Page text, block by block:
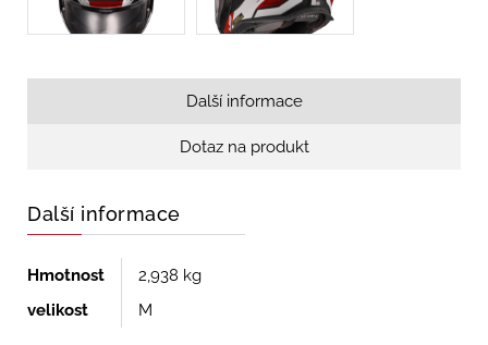
Další informace
Dotaz na produkt
Další informace
Hmotnost
2,938 kg
velikost
M